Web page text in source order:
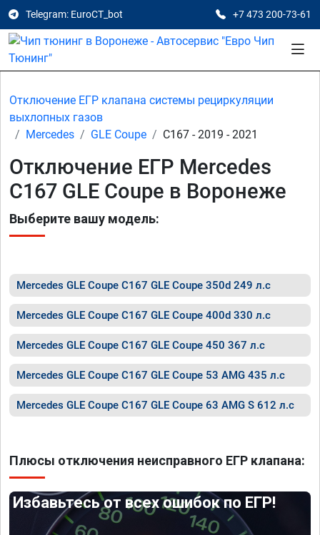
Telegram: EuroCT_bot +7 473 200-73-61
Отключение ЕГР клапана системы рециркуляции
выхлопных газов
Mercedes
GLE Coupe C167 - 2019 - 2021
Отключение ЕГР Mercedes
C167 GLE Coupe в Воронеже
Выберите вашу модель:
Mercedes GLE Coupe C167 GLE Coupe 350d 249 л.с
Mercedes GLE Coupe C167 GLE Coupe 400d 330 л.с
Mercedes GLE Coupe C167 GLE Coupe 450 367 л.с
Mercedes GLE Coupe C167 GLE Coupe 53 AMG 435 л.с
Mercedes GLE Coupe C167 GLE Coupe 63 AMG S 612 л.с
Плюсы отключения неисправного ЕГР клапана:
Избавьтесь от всех ошибок по ЕГР!